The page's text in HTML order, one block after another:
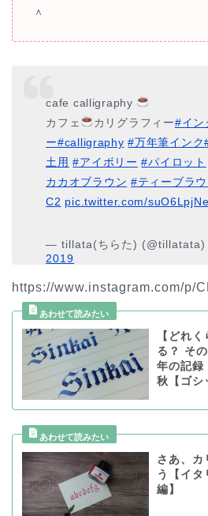
＾
cafe calligraphy
カフェ
カリグラフィー#イン
ー#calligraphy #万年筆インク
土用 #アイボリー #パイロット
カカオブラウン #ティーブラ
C2 pic.twitter.com/
— tillata(ちらた)
2019
https://www.instagram.com/p/
【どれ
る？ そ
年の記録
秋【ゴシ
さあ、カ
う【イ
編】